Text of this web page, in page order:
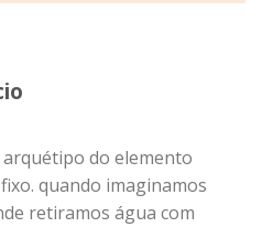
do elemento
quando imaginamos
retiramos água com